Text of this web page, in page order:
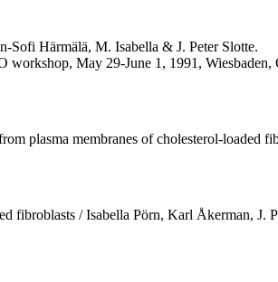
Sofi Härmälä, M. Isabella & J. Peter Slotte.
May 29-June 1, 1991,
plasma membranes of cholesterol-loaded
fibroblasts / Isabella Pörn, Karl Åkerman, J.